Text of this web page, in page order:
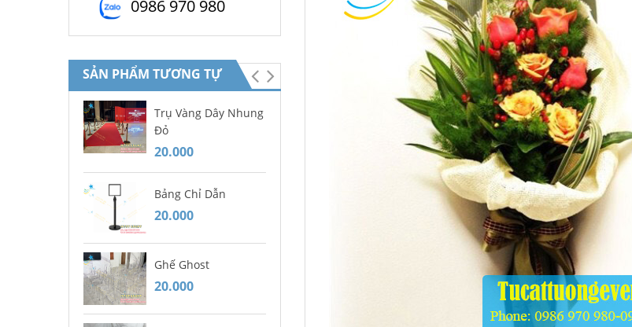
0986 970 980
SẢN PHẨM TƯƠNG TỰ
Trụ Vàng Dây Nhung
Đỏ
20.000
Bảng Chỉ Dẫn
20.000
Ghế Ghost
20.000